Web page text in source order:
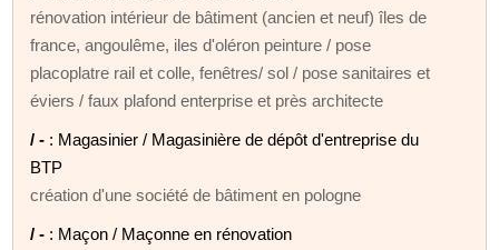
rénovation intérieur de bâtiment (ancien et neuf) îles de
france, angoulême, iles d'oléron peinture / pose
placoplatre rail et colle, fenêtres/ sol / pose sanitaires et
éviers / faux plafond enterprise et près architecte
/ - : Magasinier / Magasinière de dépôt d'entreprise du
BTP
création d'une société de bâtiment en pologne
/ - : Maçon / Maçonne en rénovation